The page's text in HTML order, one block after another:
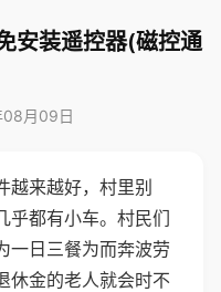
安装遥控器(磁控通
08月09日
越来越好，村里别
乎都有小车。村民们
一日三餐为而奔波劳
休金的老人就会时不